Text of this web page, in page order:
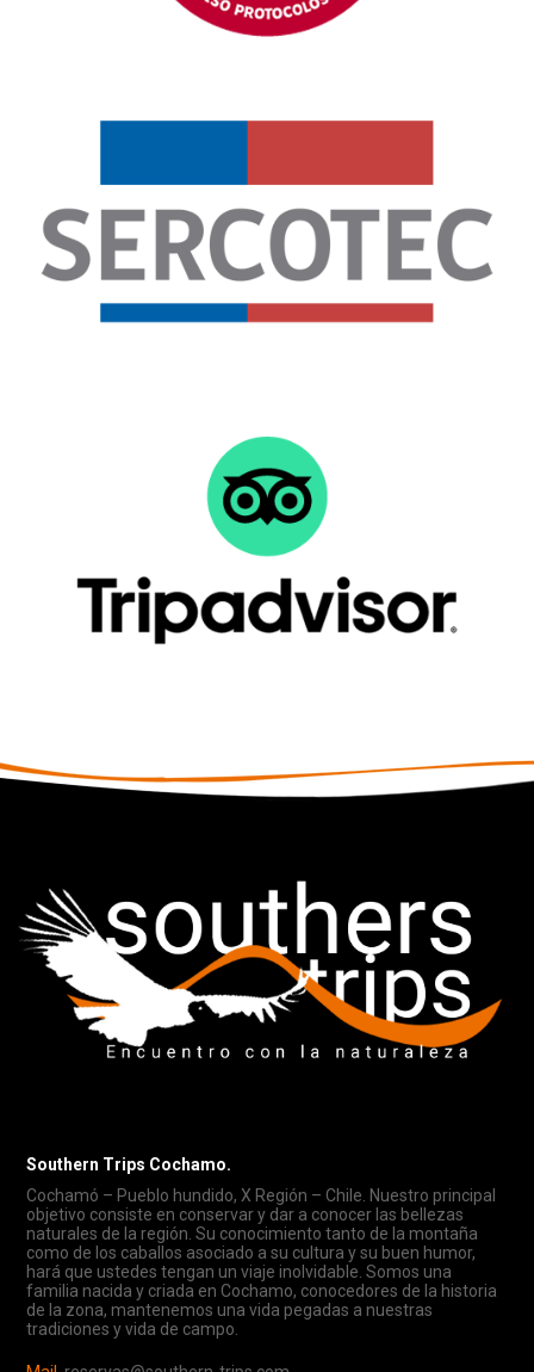
Southern Trips Cochamo.
Cochamó – Pueblo hundido, X Región – Chile. Nuestro principal
objetivo consiste en conservar y dar a conocer las bellezas
naturales de la región. Su conocimiento tanto de la montaña
como de los caballos asociado a su cultura y su buen humor,
hará que ustedes tengan un viaje inolvidable. Somos una
familia nacida y criada en Cochamo, conocedores de la historia
de la zona, mantenemos una vida pegadas a nuestras
tradiciones y vida de campo.